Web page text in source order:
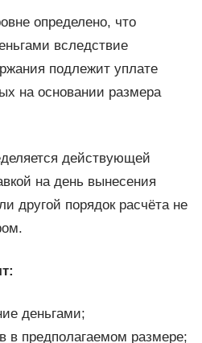
определено, что
вследствие
подлежит уплате
на основании размера
действующей
на день вынесения
другой порядок расчёта не
деньгами;
в предполагаемом размере;